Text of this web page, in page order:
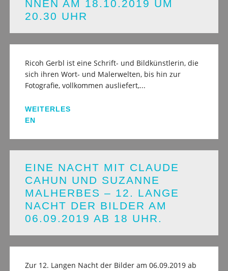
NNEN AM 18.10.2019 UM
20.30 UHR
Ricoh Gerbl ist eine Schrift- und Bildkünstlerin, die
sich ihren Wort- und Malerwelten, bis hin zur
Fotografie, vollkommen ausliefert,...
WEITERLES
EN
EINE NACHT MIT CLAUDE
CAHUN UND SUZANNE
MALHERBES – 12. LANGE
NACHT DER BILDER AM
06.09.2019 AB 18 UHR.
Zur 12. Langen Nacht der Bilder am 06.09.2019 ab